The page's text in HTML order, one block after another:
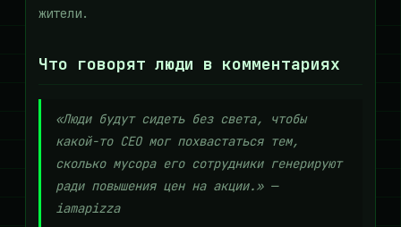
жители.
Что говорят люди в комментариях
«Люди будут сидеть без света, чтобы
какой-то CEO мог похвастаться тем,
сколько мусора его сотрудники генерируют
ради повышения цен на акции.» —
iamapizza